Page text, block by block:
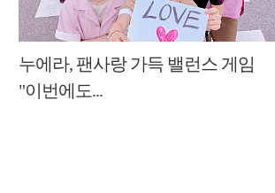
누에라, 팬사랑 가득 밸런스 게임
"이번에도...